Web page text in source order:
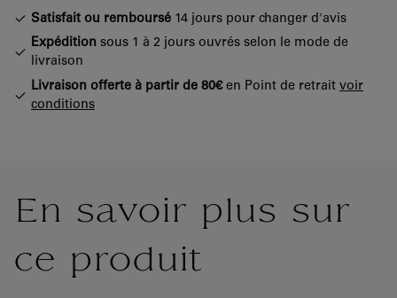
Satisfait ou remboursé 14 jours pour changer d'avis
Expédition sous 1 à 2 jours ouvrés selon le mode de
livraison
Livraison offerte à partir de 80€en Point de retrait voir
conditions
En savoir plus sur
ce produit